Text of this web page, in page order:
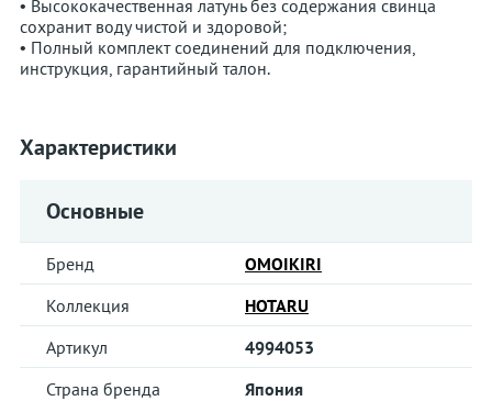
• Высококачественная латунь без содержания свинца
сохранит воду чистой и здоровой;
• Полный комплект соединений для подключения,
инструкция, гарантийный талон.
Характеристики
Основные
Бренд
OMOIKIRI
Коллекция
HOTARU
Артикул
4994053
Страна бренда
Япония